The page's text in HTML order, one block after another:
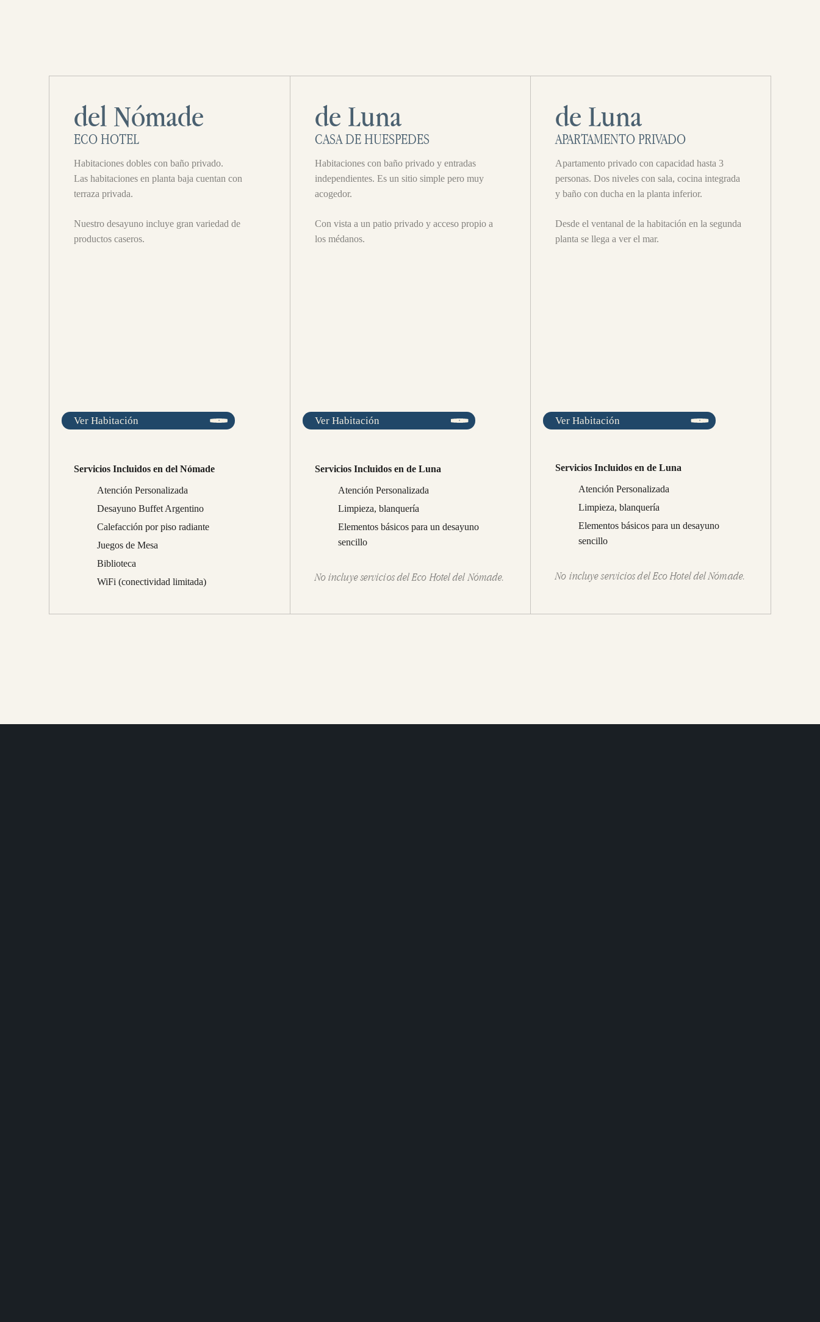
del Nómade
ECO HOTEL
Habitaciones dobles con baño privado.
Las habitaciones en planta baja cuentan con
terraza privada.
Nuestro desayuno incluye gran variedad de
productos caseros.
Ver Habitación
Servicios Incluidos en del Nómade
Atención Personalizada
Desayuno Buffet Argentino
Calefacción por piso radiante
Juegos de Mesa
Biblioteca
WiFi (conectividad limitada)
de Luna
CASA DE HUESPEDES
Habitaciones con baño privado y entradas
independientes. Es un sitio simple pero muy
acogedor.
Con vista a un patio privado y acceso propio a
los médanos.
Ver Habitación
Servicios Incluidos en de Luna
Atención Personalizada
Limpieza, blanquería
Elementos básicos para un desayuno
sencillo
No incluye servicios del Eco Hotel del Nómade.
de Luna
APARTAMENTO PRIVADO
Apartamento privado con capacidad hasta 3
personas. Dos niveles con sala, cocina integrada
y baño con ducha en la planta inferior.
Desde el ventanal de la habitación en la segunda
planta se llega a ver el mar.
Ver Habitación
Servicios Incluidos en de Luna
Atención Personalizada
Limpieza, blanquería
Elementos básicos para un desayuno
sencillo
No incluye servicios del Eco Hotel del Nómade.